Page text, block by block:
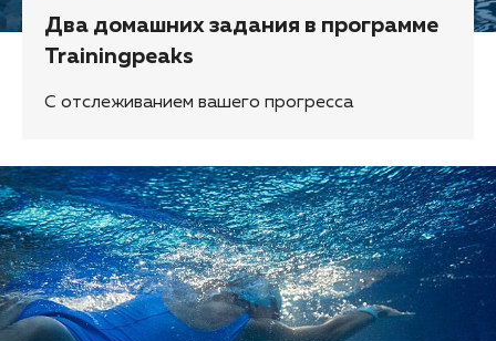
Два домашних задания в программе
Trainingpeaks
С отслеживанием вашего прогресса